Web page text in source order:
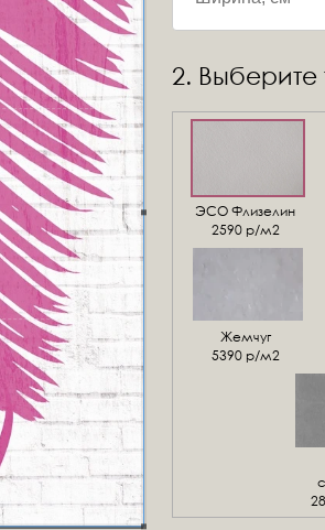
2. Выберите
ЭСО Флизелин
2590 р/м2
Жемчуг
5390 р/м2